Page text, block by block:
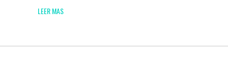
LEER MAS